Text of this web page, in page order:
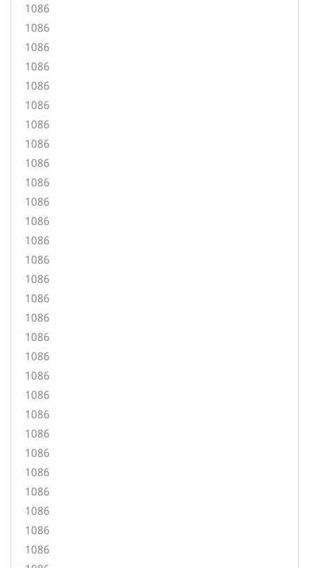
1086
1086
1086
1086
1086
1086
1086
1086
1086
1086
1086
1086
1086
1086
1086
1086
1086
1086
1086
1086
1086
1086
1086
1086
1086
1086
1086
1086
1086